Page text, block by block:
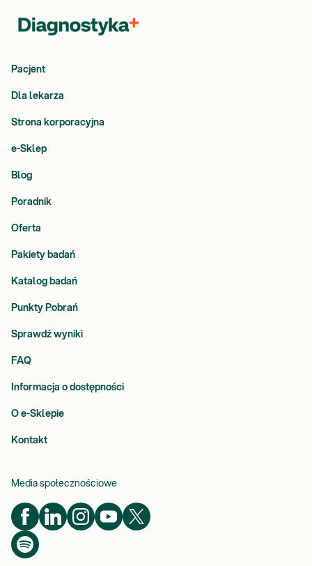
Pacjent
Dla lekarza
Strona korporacyjna
e-Sklep
Blog
Poradnik
Oferta
Pakiety badań
Katalog badań
Punkty Pobrań
Sprawdź wyniki
FAQ
Informacja o dostępności
O e-Sklepie
Kontakt
Media społecznościowe